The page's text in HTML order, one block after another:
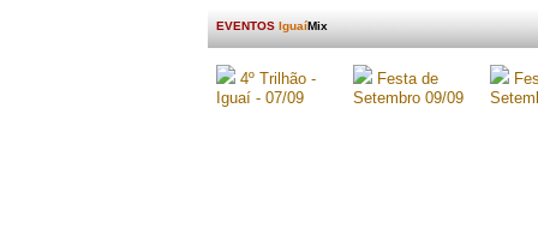
EVENTOS IguaíMix